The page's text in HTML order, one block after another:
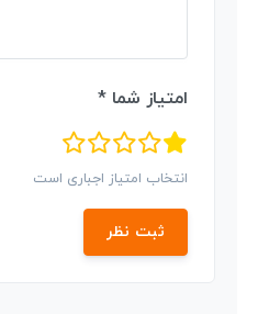
امتیاز شما *
انتخاب امتیاز اجباری است
ثبت نظر